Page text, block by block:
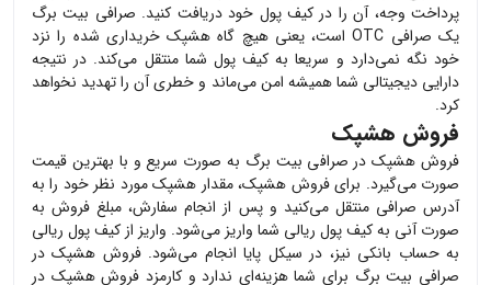
پرداخت وجه، آن را در کیف پول خود دریافت کنید. صرافی بیت برگ
یک صرافی OTC است، یعنی هیچ گاه
هشپک خریداری شده را نزد
خود نگه نمی‌دارد و سریعا به کیف پول شما منتقل می‌کند. در نتیجه
دارایی دیجیتالی شما همیشه امن می‌ماند و خطری آن را تهدید نخواهد
کرد.
فروش هشپک
فروش هشپکدر صرافی بیت برگ به صورت سریع و با بهترین قیمت
صورت می‌گیرد. برای فروش هشپک، مقدار هشپکمورد نظر خود را به
آدرس صرافی منتقل می‌کنید و پس از انجام سفارش، مبلغ فروش به
صورت آنی به کیف پول ریالی شما واریز می‌شود. واریز از کیف پول ریالی
به حساب بانکی نیز، در سیکل پایا انجام می‌شود. فروش هشپکدر
صرافی بیت برگ برای شما هزینه‌ای ندارد و کارمزد فروشهشپک در